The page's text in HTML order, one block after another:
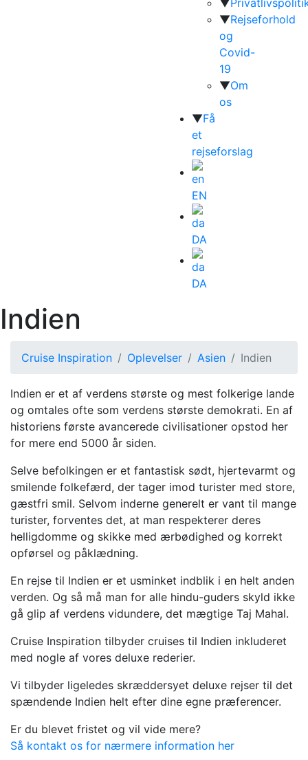
▼
▼Rejseforhold
og
Covid-
19
▼Om
os
▼Få
et
rejseforslag
EN
DA
DA
Indien
Cruise Inspiration Oplevelser Asien Indien
Indien er et af verdens største og mest folkerige lande
og omtales ofte som verdens største demokrati. En af
historiens første avancerede civilisationer opstod her
for mere end 5000 år siden.
Selve befolkingen er et fantastisk sødt, hjertevarmt og
smilende folkefærd, der tager imod turister med store,
gæstfri smil. Selvom inderne generelt er vant til mange
turister, forventes det, at man respekterer deres
helligdomme og skikke med ærbødighed og korrekt
opførsel og påklædning.
En rejse til Indien er et usminket indblik i en helt anden
verden. Og så må man for alle hindu-guders skyld ikke
gå glip af verdens vidundere, det mægtige Taj Mahal.
Cruise Inspiration tilbyder cruises til Indien inkluderet
med nogle af vores deluxe rederier.
Vi tilbyder ligeledes skræddersyet deluxe rejser til det
spændende Indien helt efter dine egne præferencer.
Er du blevet fristet og vil vide mere?
Så kontakt os for nærmere information her